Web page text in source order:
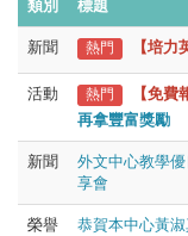
類別 標題
新聞 熱門 【培
活動 熱門 【免
再拿豐富獎勵
新聞
外文中心教學
享會
榮譽
恭賀本中心黃